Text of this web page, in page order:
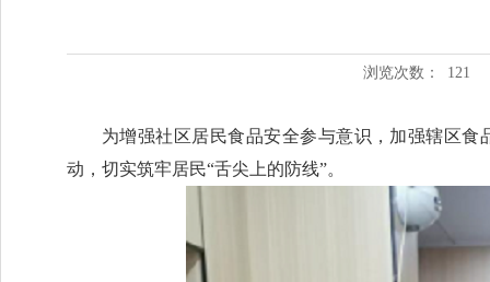
浏览次数： 121
为增强社区居民食品安全参与意识，加强辖区
动，切实筑牢居民“舌尖上的防线”。